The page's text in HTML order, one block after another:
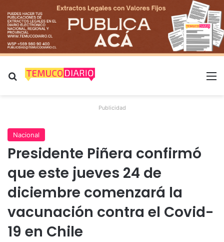
Buscar por
Publicidad
Nacional
Presidente Piñera confirmó
que este jueves 24 de
diciembre comenzará la
vacunación contra el Covid-
19 en Chile